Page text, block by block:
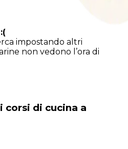
impostando altri
non vedono l’ora di
corsi di cucina a